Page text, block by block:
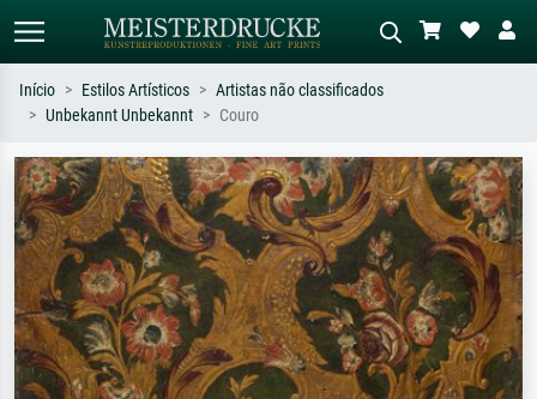
Pesquise por artista, título ou estilo –
ex: Monet, Noite Estrelada,
impressionismo, onda de Hokusai, nu.
Descreva a cena – ex: prado verde,
abstrato com muito vermelho, pintura
a óleo escura, nu em pé ao lado de
uma árvore.
Início Estilos Artísticos
Artistas não classificados
Unbekannt Unbekannt
Couro